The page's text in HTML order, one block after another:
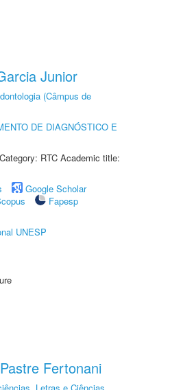
Junior
(Câmpus de
DE DIAGNÓSTICO E
RTC Academic title:
Google Scholar
Fapesp
UNESP
Fertonani